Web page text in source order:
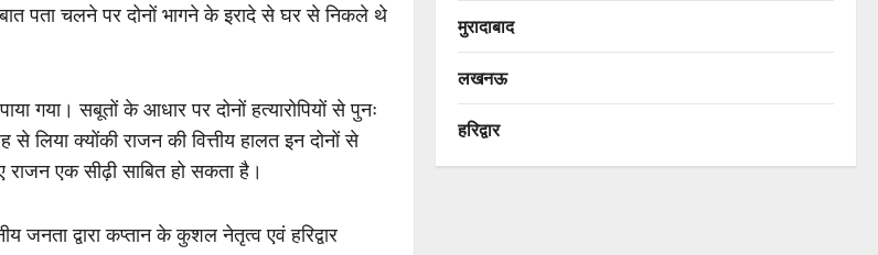
पता चलने पर दोनों भागने के इरादे से घर से निकले थे
गया। सबूतों के आधार पर दोनों हत्यारोपियों से पुनः
क्योंकी राजन की वित्तीय हालत इन दोनों से
एक सीढ़ी साबित हो सकता है।
द्वारा कप्तान के कुशल नेतृत्व एवं हरिद्वार
मुरादाबाद
लखनऊ
हरिद्वार